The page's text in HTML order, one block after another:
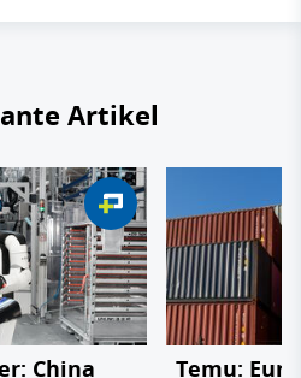
Artikel
China
Temu: